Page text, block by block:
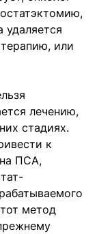
удаляется
или
лечению,
стадиях.
к
на ПСА,
метод